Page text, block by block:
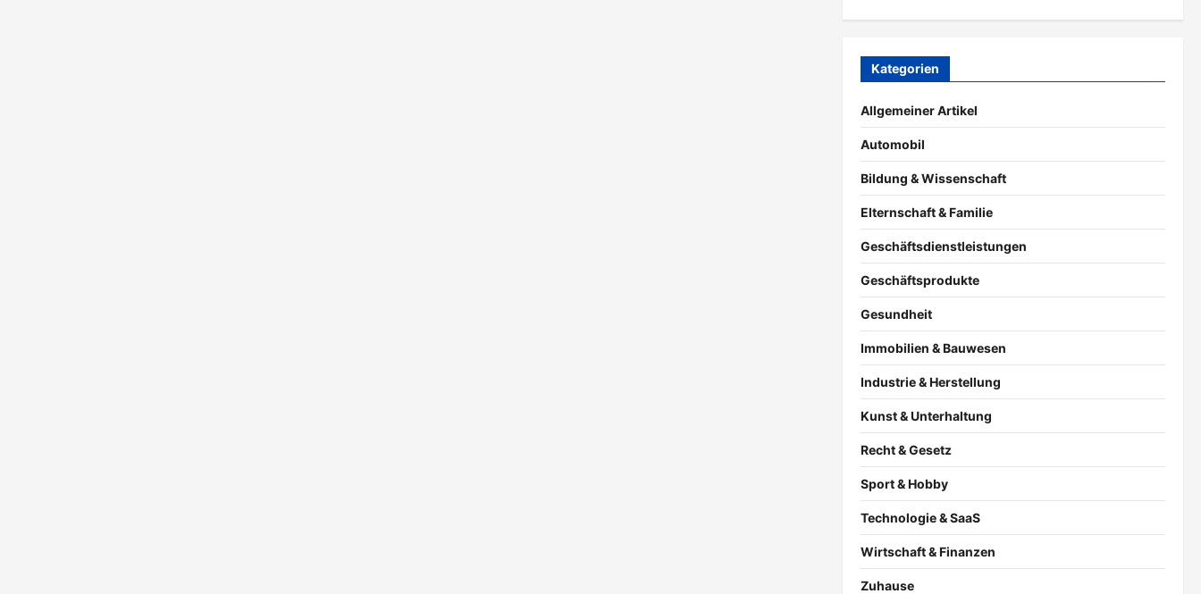
Kategorien
Allgemeiner Artikel
Automobil
Bildung & Wissenschaft
Elternschaft & Familie
Geschäftsdienstleistungen
Geschäftsprodukte
Gesundheit
Immobilien & Bauwesen
Industrie & Herstellung
Kunst & Unterhaltung
Recht & Gesetz
Sport & Hobby
Technologie & SaaS
Wirtschaft & Finanzen
Zuhause